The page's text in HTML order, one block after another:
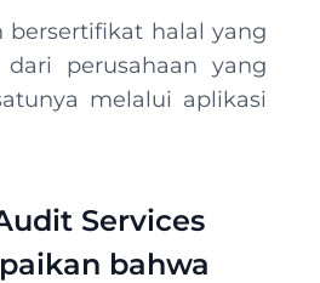
bersertifikat halal yang
perusahaan yang
melalui aplikasi
Services
bahwa